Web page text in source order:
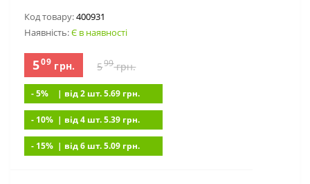
Код товару:400931
Наявність:Є в наявності
509грн. 599грн.
- 5% | вiд 2 шт. 5.69 грн.
- 10% | вiд 4 шт. 5.39 грн.
- 15% | вiд 6 шт. 5.09 грн.